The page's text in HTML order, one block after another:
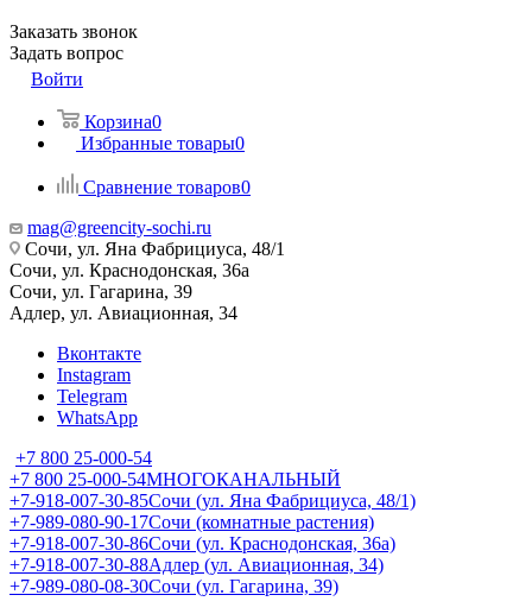
Заказать звонок
Задать вопрос
Войти
Корзина0
Избранные товары0
Сравнение товаров0
mag@greencity-sochi.ru
Сочи, ул. Яна Фабрициуса, 48/1
Сочи, ул. Краснодонская, 36а
Сочи, ул. Гагарина, 39
Адлер, ул. Авиационная, 34
Вконтакте
Instagram
Telegram
WhatsApp
+7 800 25-000-54
+7 800 25-000-54МНОГОКАНАЛЬНЫЙ
+7-918-007-30-85Сочи (ул. Яна Фабрициуса, 48/1)
+7-989-080-90-17Сочи (комнатные растения)
+7-918-007-30-86Сочи (ул. Краснодонская, 36а)
+7-918-007-30-88Адлер (ул. Авиационная, 34)
+7-989-080-08-30Сочи (ул. Гагарина, 39)